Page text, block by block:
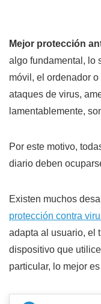
Mejor protección
algo fundamental, lo
móvil, el ordenador
ataques de virus,
lamentablemente,
Por este motivo,
diario deben
Existen muchos
protección contra
adapta al usuario, el
dispositivo que
particular, lo mejor